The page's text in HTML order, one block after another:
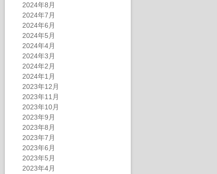
2024年8月
2024年7月
2024年6月
2024年5月
2024年4月
2024年3月
2024年2月
2024年1月
2023年12月
2023年11月
2023年10月
2023年9月
2023年8月
2023年7月
2023年6月
2023年5月
2023年4月